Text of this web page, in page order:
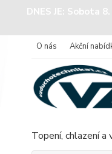
DNES JE: Sobota
O nás Akční
Topení, chlazení a